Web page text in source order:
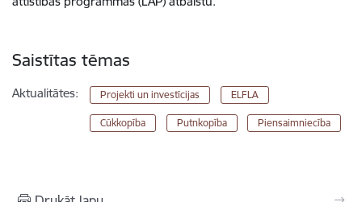
Saistītas tēmas
Aktualitātes: Projekti un investīcijas ELFLA
Cūkkopība Putnkopība Piensaimniecība